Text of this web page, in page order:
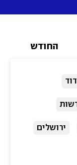
החודש
ירושלים